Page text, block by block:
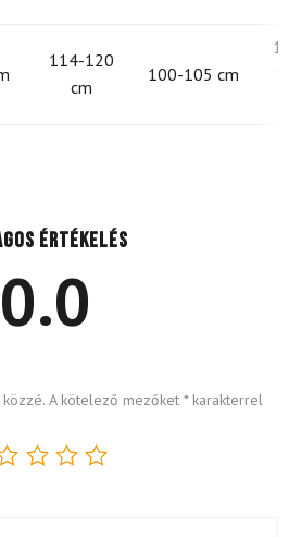
114-120
cm
100-105 cm
értékelés
0.0
A kötelező mezőket *karakterrel